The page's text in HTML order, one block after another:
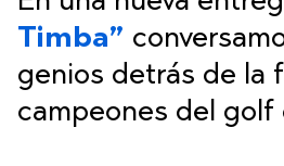
Timba”
genios detrás de la
campeones del golf